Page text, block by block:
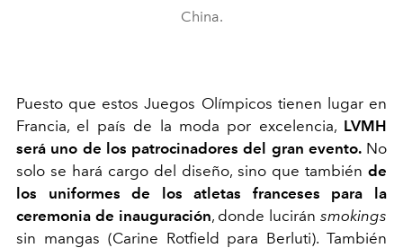
China.
Puesto que estos Juegos Olímpicos tienen lugar en
Francia, el país de la moda por excelencia, LVMH
será uno de los patrocinadores del gran evento.No
solo se hará cargo del diseño, sino que también de
los uniformes de los atletas franceses para la
ceremonia de inauguración, donde luciránsmokings
sin mangas (Carine Rotfield para Berluti). También